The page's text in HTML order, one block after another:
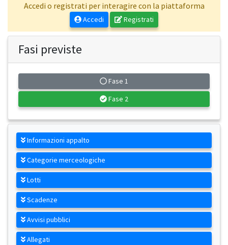
Accedi o registrati per interagire con la piattaforma
Accedi Registrati
Fasi previste
Fase 1
Fase 2
Informazioni appalto
Categorie merceologiche
Lotti
Scadenze
Avvisi pubblici
Allegati